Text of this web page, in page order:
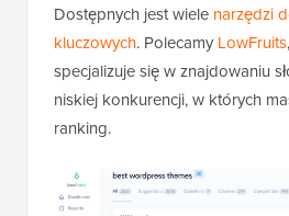
Dostępnych jest wiele narzędzi
kluczowych. Polecamy LowFruits
specjalizuje się w znajdowaniu
niskiej konkurencji, w których
ranking.